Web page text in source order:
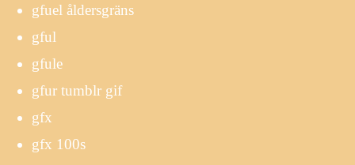
gfuel åldersgräns
gful
gfule
gfur tumblr gif
gfx
gfx 100s